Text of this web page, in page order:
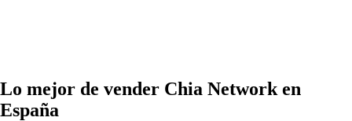
Lo mejor de vender Chia Network en
España